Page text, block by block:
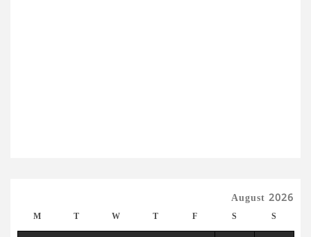
August 2026
M T W T F S S